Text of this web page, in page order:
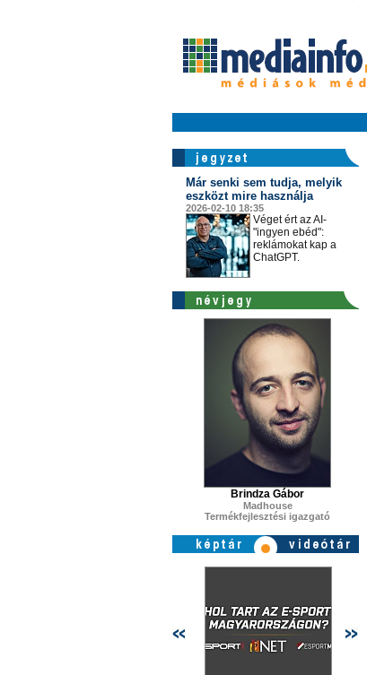
Már senki sem tudja, melyik
eszközt mire használja
2026-02-10 18:35
Véget ért az AI-
"ingyen ebéd":
reklámokat kap a
ChatGPT.
Brindza Gábor
Madhouse
Termékfejlesztési igazgató